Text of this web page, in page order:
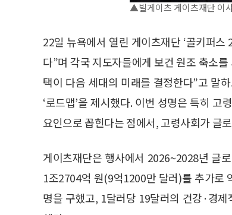
▲빌게이츠 게이츠재단 이
22일 뉴욕에서 열린 게이츠재단 ‘골키퍼
다”며 각국 지도자들에게 보건 원조 축소
택이 다음 세대의 미래를 결정한다”고 말
‘로드맵’을 제시했다. 이번 성명은 특히
요인으로 꼽힌다는 점에서, 고령사회가 글
게이츠재단은 행사에서 2026~2028년 글
1조2704억 원(9억1200만 달러)를 추가로
명을 구했고, 1달러당 19달러의 건강·경